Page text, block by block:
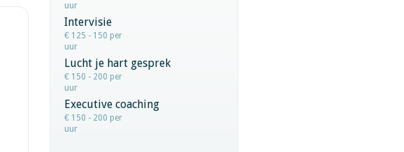
uur
Intervisie
€ 125 - 150 per
uur
Lucht je hart gesprek
€ 150 - 200 per
uur
Executive coaching
€ 150 - 200 per
uur